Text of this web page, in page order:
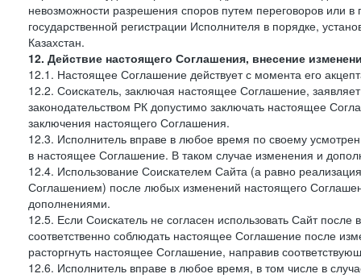
невозможности разрешения споров путем переговоров или
государственной регистрации Исполнителя в порядке,
Казахстан.
12. Действие настоящего Соглашения, внесение
12.1. Настоящее Соглашение действует с момента его
12.2. Соискатель, заключая настоящее Соглашение,
законодательством РК допустимо заключать настоящее
заключения настоящего Соглашения.
12.3. Исполнитель вправе в любое время по своему
в настоящее Соглашение. В таком случае изменения и
12.4. Использование Соискателем Сайта (а равно
Соглашением) после любых изменений настоящего
дополнениями.
12.5. Если Соискатель не согласен использовать Сайт
соответственно соблюдать настоящее Соглашение после
расторгнуть настоящее Соглашение, направив
12.6. Исполнитель вправе в любое время, в том числе в